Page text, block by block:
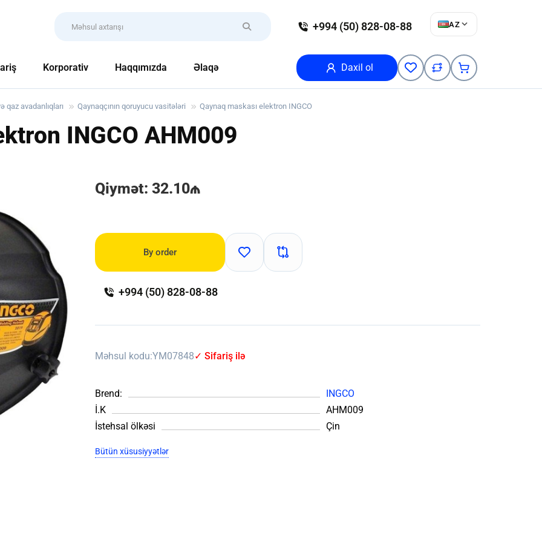
+994 (50) 828-08-88 AZ
Korporativ Haqqımızda Əlaqə Daxil ol
qaz avadanlıqları Qaynaqçının qoruyucu vasitələri Qaynaq maskası elektron INGCO
INGCO AHM009
Qiymət: 32.10₼
By order
+994 (50) 828-08-88
Məhsul kodu:YM07848✓ Sifariş ilə
Brend:
INGCO
İ.K
AHM009
İstehsal ölkəsi
Çin
Bütün xüsusiyyətlər